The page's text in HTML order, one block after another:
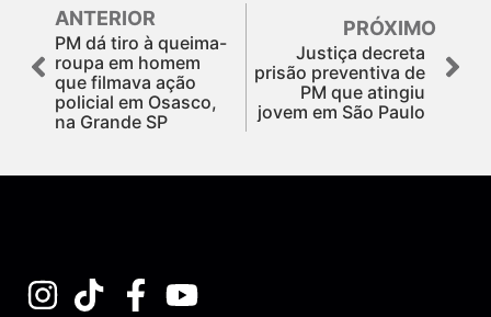
ANTERIOR
PM dá tiro à queima-
roupa em homem
que filmava ação
policial em Osasco,
na Grande SP
PRÓXIMO
Justiça decreta
prisão preventiva de
PM que atingiu
jovem em São Paulo